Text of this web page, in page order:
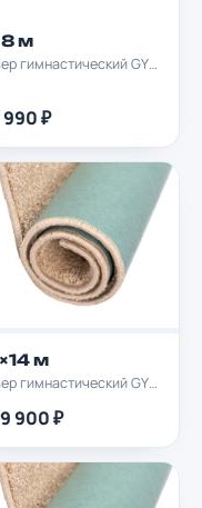
м
Ковер гимнастический GYMPROF 8х8м
990 ₽
м
Ковер гимнастический GYMPROF 14х14м
900 ₽